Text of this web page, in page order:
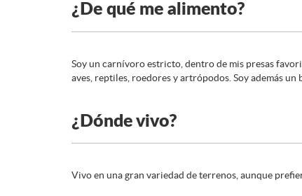
¿De qué me alimento?
Soy un carnívoro estricto, dentro de mis presas
aves, reptiles, roedores y artrópodos. Soy además
¿Dónde vivo?
Vivo en una gran variedad de terrenos, aunque